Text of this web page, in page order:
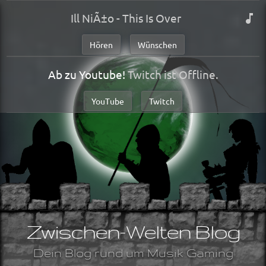
Ill NiÃ±o - This Is Over
Hören Wünschen
Ab zu Youtube!Twitch ist Offline.
YouTube Twitch
Zwischen-Welten Blog
Dein Blog rund um Musik Gaming